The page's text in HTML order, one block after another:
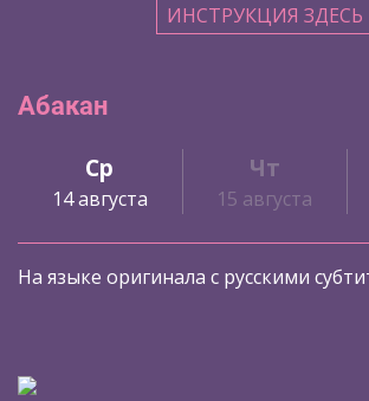
ИНСТРУКЦИЯ ЗДЕСЬ
Абакан
Ср
14 августа
Чт
15 августа
На языке оригинала с русскими